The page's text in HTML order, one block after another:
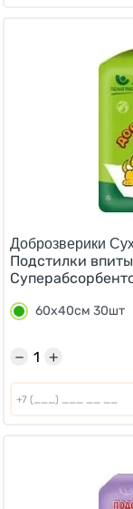
Доброзверики
Подстилки
60х40см 30шт
+
−